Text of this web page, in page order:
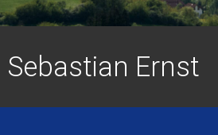
Sebastian Ernst